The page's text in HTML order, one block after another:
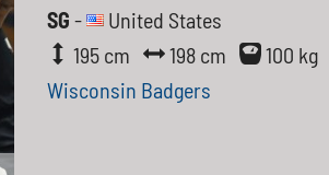
SG -
United States
195 cm
198 cm
100 kg
Wisconsin Badgers